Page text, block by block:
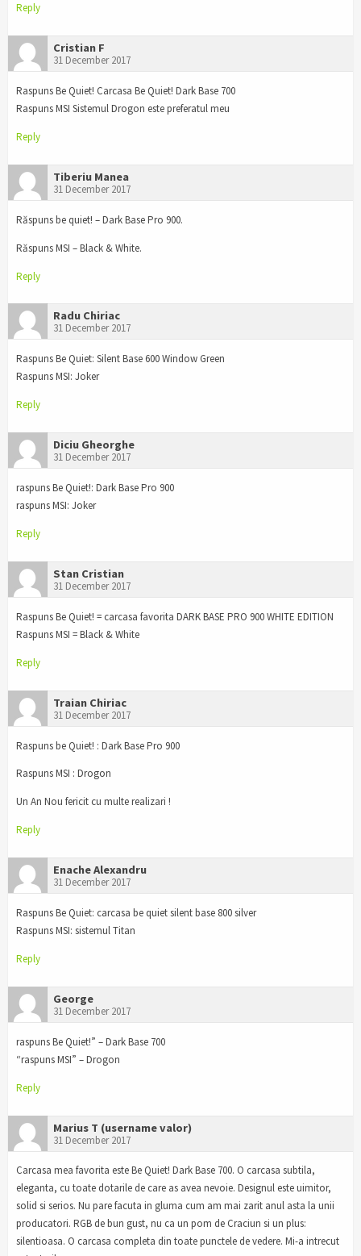
Reply
Cristian F
31 December 2017
Raspuns Be Quiet! Carcasa Be Quiet! Dark Base 700
Raspuns MSI Sistemul Drogon este preferatul meu
Reply
Tiberiu Manea
31 December 2017
Răspuns be quiet! – Dark Base Pro 900.
Răspuns MSI – Black & White.
Reply
Radu Chiriac
31 December 2017
Raspuns Be Quiet: Silent Base 600 Window Green
Raspuns MSI: Joker
Reply
Diciu Gheorghe
31 December 2017
raspuns Be Quiet!: Dark Base Pro 900
raspuns MSI: Joker
Reply
Stan Cristian
31 December 2017
Raspuns Be Quiet! = carcasa favorita DARK BASE PRO 900 WHITE EDITION
Raspuns MSI = Black & White
Reply
Traian Chiriac
31 December 2017
Raspuns be Quiet! : Dark Base Pro 900
Raspuns MSI : Drogon
Un An Nou fericit cu multe realizari !
Reply
Enache Alexandru
31 December 2017
Raspuns Be Quiet: carcasa be quiet silent base 800 silver
Raspuns MSI: sistemul Titan
Reply
George
31 December 2017
raspuns Be Quiet!” – Dark Base 700
“raspuns MSI” – Drogon
Reply
Marius T (username valor)
31 December 2017
Carcasa mea favorita este Be Quiet! Dark Base 700. O carcasa subtila,
eleganta, cu toate dotarile de care as avea nevoie. Designul este uimitor,
solid si serios. Nu pare facuta in gluma cum am mai zarit anul asta la unii
producatori. RGB de bun gust, nu ca un pom de Craciun si un plus:
silentioasa. O carcasa completa din toate punctele de vedere. Mi-a intrecut